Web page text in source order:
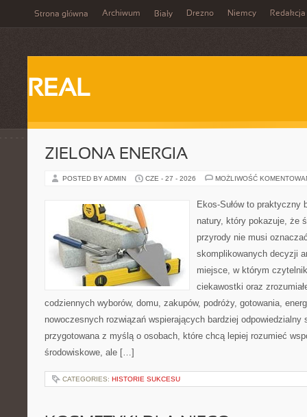
Strona główna Archiwum Biały Drezno Niemcy Redakcja
REAL
ZIELONA ENERGIA
POSTED BY ADMIN CZE - 27 - 2026 MOŻLIWOŚĆ
Ekos-Sułów to praktyczny
natury, który pokazuje, że
przyrody nie musi
skomplikowanych decyzji
miejsce, w którym
ciekawostki oraz
codziennych wyborów, domu, zakupów, podróży, gotowania,
nowoczesnych rozwiązań wspierających bardziej odpowiedzialny
przygotowana z myślą o osobach, które chcą lepiej rozumieć
środowiskowe, ale […]
CATEGORIES: HISTORIE SUKCESU